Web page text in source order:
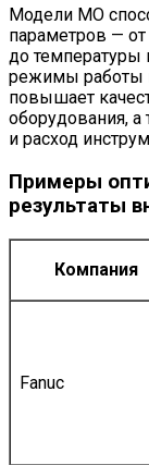
Модели МО
параметров —
до температуры
режимы работы
повышает
оборудования,
и расход
Примеры
результаты
Компания
Fanuc